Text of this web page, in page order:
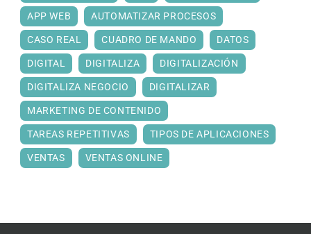
APP WEB AUTOMATIZAR PROCESOS
CASO REAL CUADRO DE MANDO DATOS
DIGITAL DIGITALIZA DIGITALIZACIÓN
DIGITALIZA NEGOCIO DIGITALIZAR
MARKETING DE CONTENIDO
TAREAS REPETITIVAS TIPOS DE APLICACIONES
VENTAS VENTAS ONLINE